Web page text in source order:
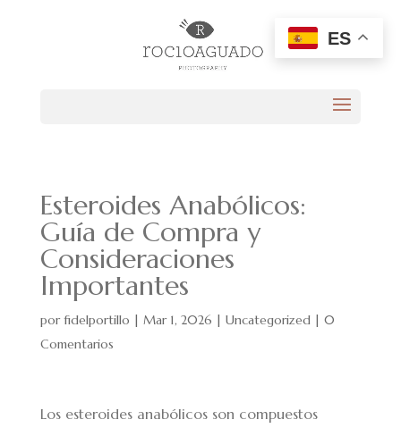
Esteroides Anabólicos:
Guía de Compra y
Consideraciones
Importantes
porfidelportillo | Mar 1, 2026 | Uncategorized| 0
Comentarios
Los esteroides anabólicos son compuestos
ES